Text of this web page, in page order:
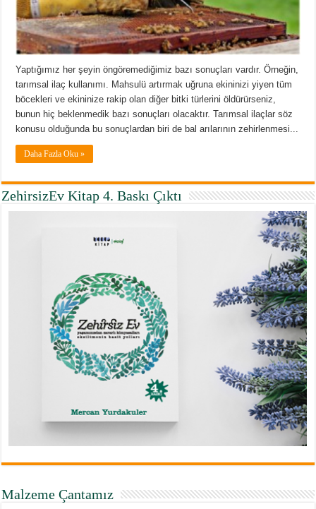
Yaptığımız her şeyin öngöremediğimiz bazı sonuçları vardır. Örneğin,
tarımsal ilaç kullanımı. Mahsulü artırmak uğruna ekininizi yiyen tüm
böcekleri ve ekininize rakip olan diğer bitki türlerini öldürürseniz,
bunun hiç beklenmedik bazı sonuçları olacaktır. Tarımsal ilaçlar söz
konusu olduğunda bu sonuçlardan biri de bal arılarının zehirlenmesi...
Daha Fazla Oku »
ZehirsizEv Kitap 4. Baskı Çıktı
Malzeme Çantamız